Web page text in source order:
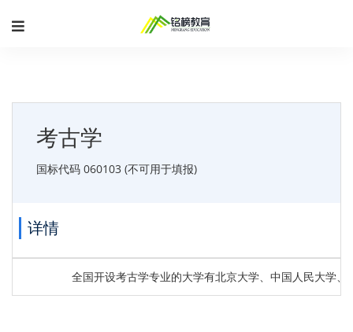
考古学
国标代码 060103 (不可用于填报)
详情
全国开设考古学专业的大学有北京大学、中国人民大学